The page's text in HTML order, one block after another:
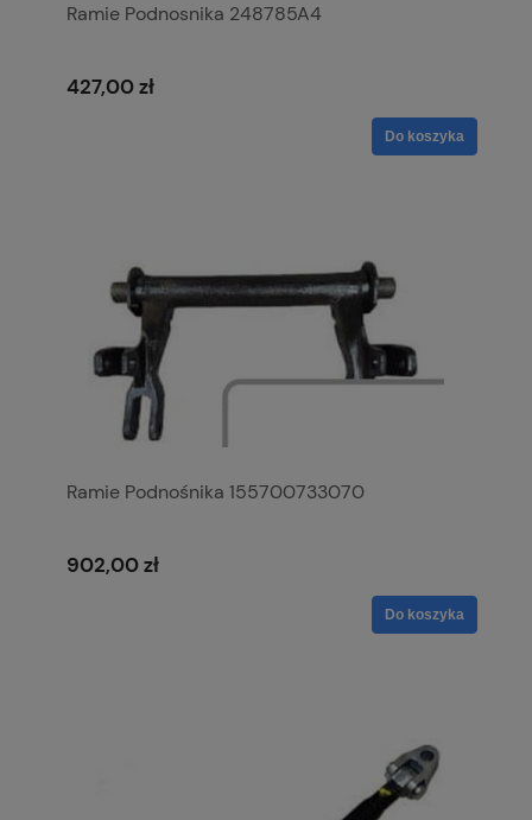
Ramie Podnosnika 248785A4
427,00 zł
Do koszyka
Ramie Podnośnika 155700733070
902,00 zł
Do koszyka